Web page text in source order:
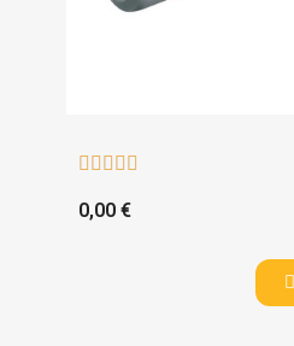
    
0,00 €